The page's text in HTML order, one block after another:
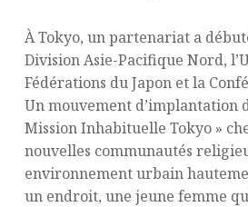
À Tokyo, un partenariat a
Division Asie-Pacifique Nord,
Fédérations du Japon et la
Un mouvement d’implantation
Mission Inhabituelle Tokyo »
nouvelles communautés
environnement urbain
un endroit, une jeune femme